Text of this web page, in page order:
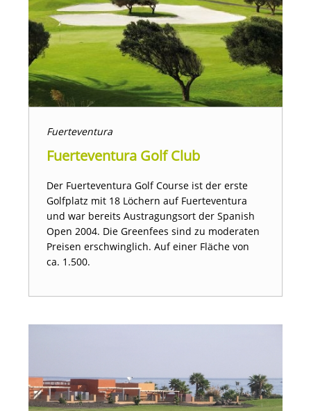
Fuerteventura
Fuerteventura Golf Club
Der Fuerteventura Golf Course ist der erste
Golfplatz mit 18 Löchern auf Fuerteventura
und war bereits Austragungsort der Spanish
Open 2004. Die Greenfees sind zu moderaten
Preisen erschwinglich. Auf einer Fläche von
ca. 1.500.